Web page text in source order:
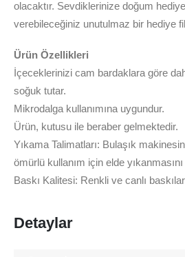
olacaktır. Sevdiklerinize doğum
verebileceğiniz unutulmaz bir hediye
Ürün Özellikleri
İçeceklerinizi cam bardaklara göre
soğuk tutar.
Mikrodalga kullanımına uygundur.
Ürün, kutusu ile beraber gelmektedir.
Yıkama Talimatları: Bulaşık
ömürlü kullanım için elde
Baskı Kalitesi: Renkli ve canlı baskılar
Detaylar